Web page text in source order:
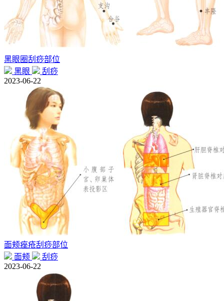
黑眼圈刮痧部位
黑眼
刮痧
2023-06-22
面颊痤疮刮痧部位
面颊
刮痧
2023-06-22